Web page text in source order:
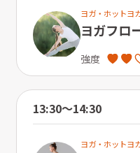
ヨガ・ホットヨ
ヨガフロ
強度
13:30〜14:30
ヨガ・ホットヨ